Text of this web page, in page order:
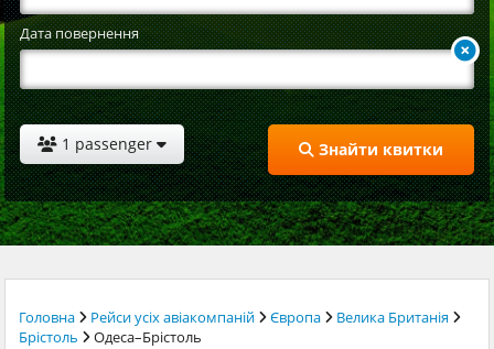
Дата повернення
1 passenger Знайти квитки
Головна Рейси усіх авіакомпаній Європа
Велика Британія
Брістоль
Одеса–Брістоль